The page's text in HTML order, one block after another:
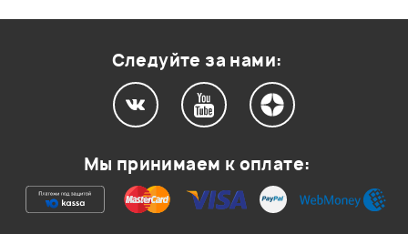
0
забыл залогиниться.
работал на них на одной студии (Прайм Райм) и
кстати видел на многих.
Следуйте за нами:
Мы принимаем к оплате: